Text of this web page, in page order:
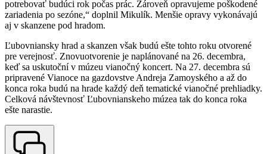
potrebovať budúci rok počas prác. Zároveň opravujeme poškodené
zariadenia po sezóne,“ doplnil Mikulík. Menšie opravy vykonávajú
aj v skanzene pod hradom.
Ľubovniansky hrad a skanzen však budú ešte tohto roku otvorené
pre verejnosť. Znovuotvorenie je naplánované na 26. decembra,
keď sa uskutoční v múzeu vianočný koncert. Na 27. decembra sú
pripravené Vianoce na gazdovstve Andreja Zamoyského a až do
konca roka budú na hrade každý deň tematické vianočné prehliadky.
Celková návštevnosť Ľubovnianskeho múzea tak do konca roka
ešte narastie.